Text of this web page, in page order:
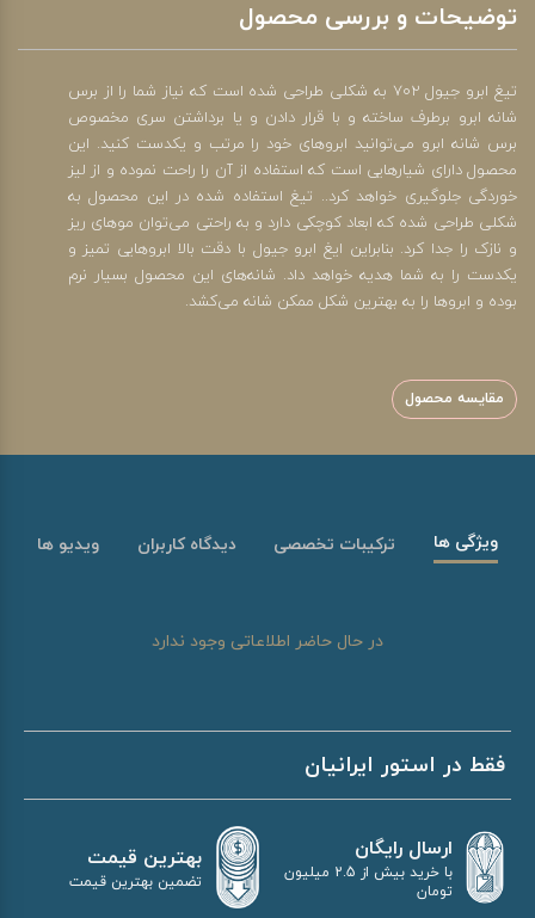
توضیحات و بررسی محصول
تیغ ابرو جیول 702 به شکلی طراحی شده است که نیاز شما را از برس
شانه ابرو برطرف ساخته و با قرار دادن و یا برداشتن سری مخصوص
برس شانه ابرو می‌توانید ابروهای خود را مرتب و یکدست کنید. این
محصول دارای شیارهایی است که استفاده از آن را راحت نموده و از لیز
خوردگی جلوگیری خواهد کرد.. تیغ استفاده شده در این محصول به
شکلی طراحی شده که ابعاد کوچکی دارد و به راحتی می‌توان موهای ریز
و نازک را جدا کرد. بنابراین ایغ ابرو جیول با دقت بالا ابروهایی تمیز و
یکدست را به شما هدیه خواهد داد. شانه‌های این محصول بسیار نرم
بوده و ابروها را به بهترین شکل ممکن شانه می‌کشد.
مقایسه محصول
ویژگی ها ترکیبات تخصصی دیدگاه کاربران ویدیو ها
در حال حاضر اطلاعاتی وجود ندارد
فقط در استور ایرانیان
ارسال رایگان
با خرید بیش از 2.5 میلیون
تومان
بهترین قیمت
تضمین بهترین قیمت